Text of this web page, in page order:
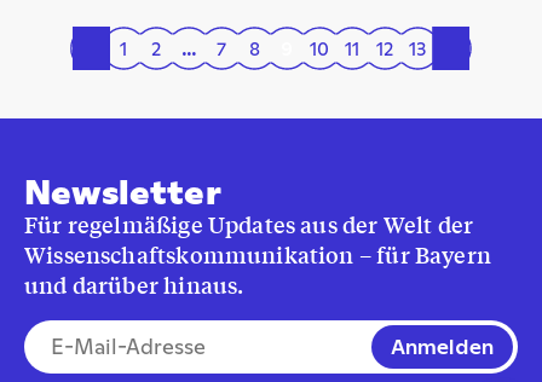
1 2 … 7 8 10 11 12 13
Newsletter
Für regelmäßige Updates aus der Welt der
Wissenschaftskommunikation – für Bayern
und darüber hinaus.
E-Mail-Addresse*